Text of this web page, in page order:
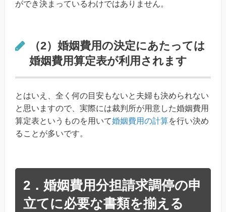
ができ決まっているわけではありません。
（2）婚姻費用の決定にあたっては
婚姻費用算定表が利用されます
とはいえ、全く何の目安もないと夫婦も決められない
と思いますので、実際には裁判所が用意した婚姻費用
算定表というものを用いて婚姻費用の計算を行い決め
ることが多いです。
2．婚姻費用分担請求調停の申
立てに必要な書類を揃える